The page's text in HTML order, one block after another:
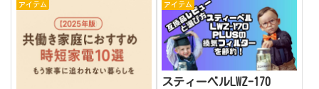
アイテム アイテム
スティーベルLWZ-170